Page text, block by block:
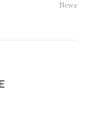
News